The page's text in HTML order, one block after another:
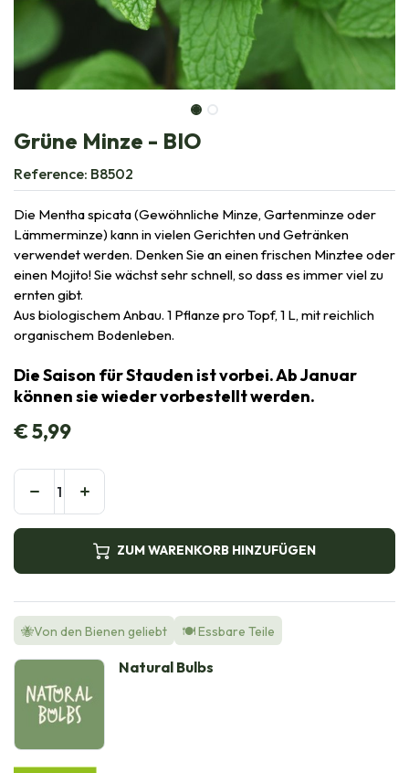
Grüne Minze - BIO
Reference: B8502
Die Mentha spicata (Gewöhnliche Minze, Gartenminze oder
Lämmerminze) kann in vielen Gerichten und Getränken
verwendet werden. Denken Sie an einen frischen Minztee oder
einen Mojito! Sie wächst sehr schnell, so dass es immer viel zu
ernten gibt.
Aus biologischem Anbau. 1 Pflanze pro Topf, 1 L, mit reichlich
organischem Bodenleben.
Die Saison für Stauden ist vorbei. Ab Januar
können sie wieder vorbestellt werden.
€5,99
ZUM WARENKORB HINZUFÜGEN
🐝Von den Bienen geliebt 🍽️ Essbare Teile
Natural Bulbs